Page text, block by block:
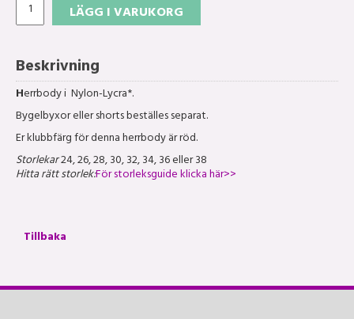
LÄGG I VARUKORG
Beskrivning
Herrbody i Nylon-Lycra*.
Bygelbyxor eller shorts beställes separat.
Er klubbfärg för denna herrbody är röd.
Storlekar24, 26, 28, 30, 32, 34, 36 eller 38
Hitta rätt storlek:För storleksguide klicka här>>
Tillbaka